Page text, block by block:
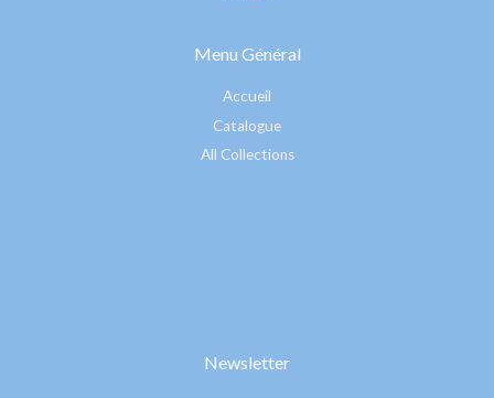
Menu Général
Accueil
Catalogue
All Collections
Newsletter